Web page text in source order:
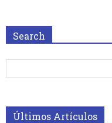
Search
Últimos Artículos